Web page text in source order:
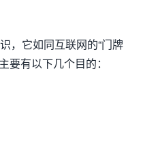
，它如同互联网的“门牌
有以下几个目的：